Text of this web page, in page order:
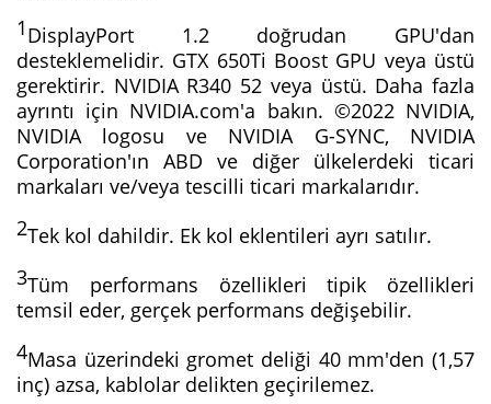
1DisplayPort 1.2 doğrudan GPU'dan
desteklemelidir. GTX 650Ti Boost GPU veya üstü
gerektirir. NVIDIA R340 52 veya üstü. Daha fazla
ayrıntı için NVIDIA.com'a bakın. ©2022 NVIDIA,
NVIDIA logosu ve NVIDIA G-SYNC, NVIDIA
Corporation'ın ABD ve diğer ülkelerdeki ticari
markaları ve/veya tescilli ticari markalarıdır.
2Tek kol dahildir. Ek kol eklentileri ayrı satılır.
3Tüm performans özellikleri tipik özellikleri
temsil eder, gerçek performans değişebilir.
4Masa üzerindeki gromet deliği 40 mm'den (1,57
inç) azsa, kablolar delikten geçirilemez.